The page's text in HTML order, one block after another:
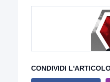
CONDIVIDI